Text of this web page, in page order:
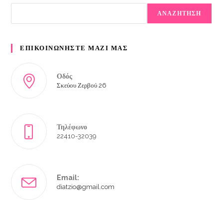
ΑΝΑΖΗΤΗΣΗ
ΕΠΙΚΟΙΝΩΝΗΣΤΕ ΜΑΖΙ ΜΑΣ
Οδός
Σκεύου Ζερβού 26
Τηλέφωνο
22410-32039
Email:
diatzio@gmail.com